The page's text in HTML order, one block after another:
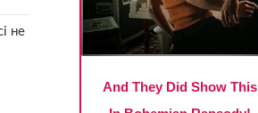
не